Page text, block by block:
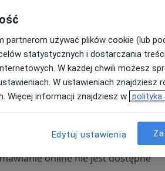
Wt, Śr,
online nie jest dostępne
partnerom używać plików cookie (lub
statystycznych i dostarczania
W każdej chwili możesz
W ustawieniach znajdziesz
Więcej informacji znajdziesz w polityka
Edytuj ustawienia